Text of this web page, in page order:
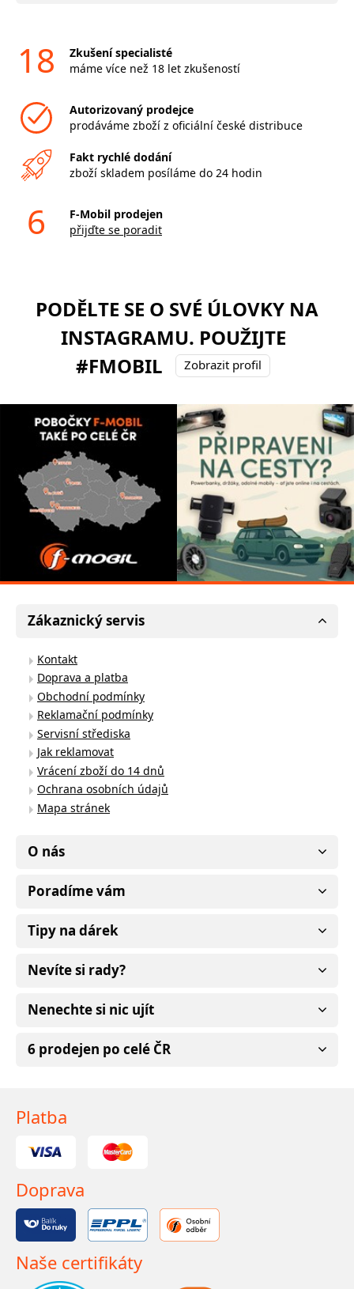
18
Zkušení specialisté
máme více než 18 let zkušeností
Autorizovaný prodejce
prodáváme zboží z oficiální české distribuce
Fakt rychlé dodání
zboží skladem posíláme do 24 hodin
6
F-Mobil prodejen
přijďte se poradit
PODĚLTE SE O SVÉ ÚLOVKY NA
INSTAGRAMU. POUŽIJTE
#FMOBIL
Zobrazit profil
Zákaznický servis
Kontakt
Doprava a platba
Obchodní podmínky
Reklamační podmínky
Servisní střediska
Jak reklamovat
Vrácení zboží do 14 dnů
Ochrana osobních údajů
Mapa stránek
O nás
Poradíme vám
Tipy na dárek
Nevíte si rady?
Nenechte si nic ujít
6 prodejen po celé ČR
Platba
Doprava
Naše certifikáty